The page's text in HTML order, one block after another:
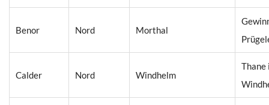
Benor Nord Morthal
Calder Nord Windhelm
Thane